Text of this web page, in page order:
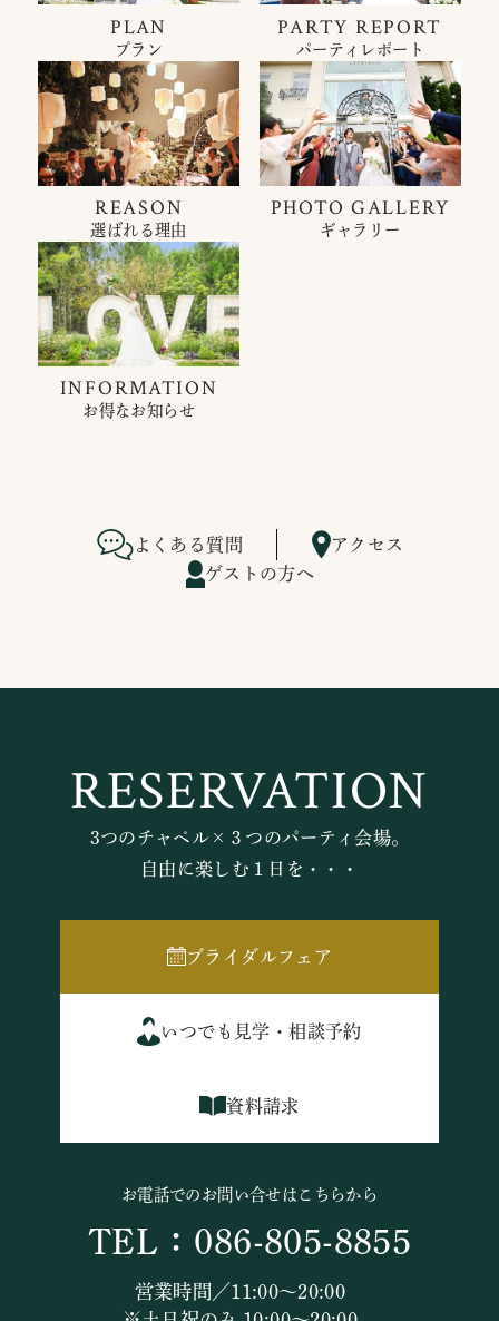
PLAN
プラン
PARTY REPORT
パーティレポート
REASON
選ばれる理由
PHOTO GALLERY
ギャラリー
INFORMATION
お得なお知らせ
よくある質問
アクセス
ゲストの方へ
RESERVATION
3つのチャペル×３つのパーティ会場。
自由に楽しむ１日を・・・
ブライダルフェア
いつでも見学・相談予約
資料請求
お電話でのお問い合せはこちらから
TEL：086-805-8855
営業時間／11:00～20:00